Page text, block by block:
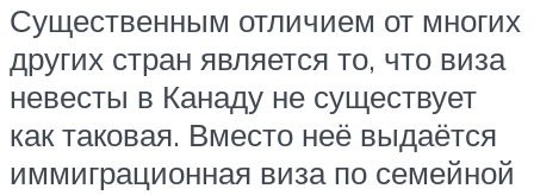
Существенным отличием от многих
других стран является то, что виза
невесты в Канаду не существует
как таковая. Вместо неё выдаётся
иммиграционная виза по семейной